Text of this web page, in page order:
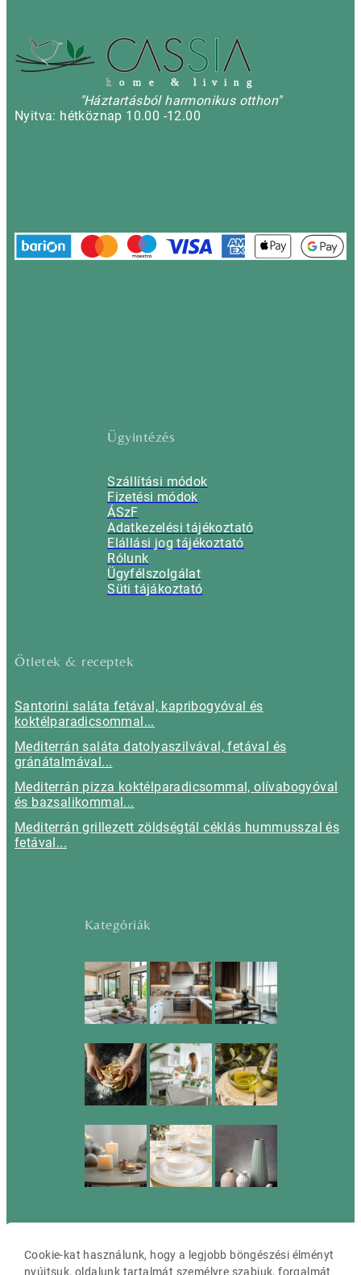
h o m e & l i v i n g
"Háztartásból harmonikus otthon"
Nyitva: hétköznap 10.00 -12.00
Ügyintézés
Szállítási módok
Fizetési módok
ÁSzF
Adatkezelési tájékoztató
Elállási jog tájékoztató
Rólunk
Ügyfélszolgálat
Süti tájákoztató
Ötletek & receptek
Santorini saláta fetával, kapribogyóval és
koktélparadicsommal...
Mediterrán saláta datolyaszilvával, fetával és
gránátalmával...
Mediterrán pizza koktélparadicsommal, olívabogyóval
és bazsalikommal...
Mediterrán grillezett zöldségtál céklás hummusszal és
fetával...
Kategóriák
Cassia ©2026 Minden jog fenntartva.
Cookie-kat használunk, hogy a legjobb böngészési élményt
nyújtsuk, oldalunk tartalmát személyre szabjuk, forgalmát